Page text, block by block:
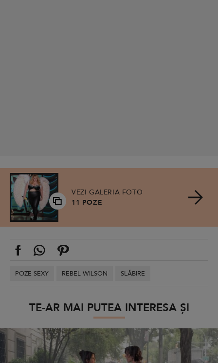
VEZI GALERIA FOTO
11 POZE
POZE SEXY REBEL WILSON SLĂBIRE
TE-AR MAI PUTEA INTERESA ȘI